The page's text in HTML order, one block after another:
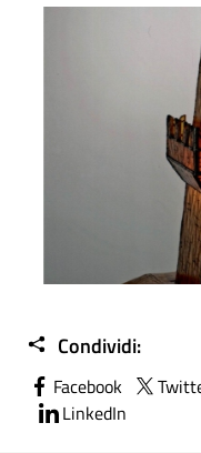
Torre civica in
Condividi:
Facebook
LinkedIn